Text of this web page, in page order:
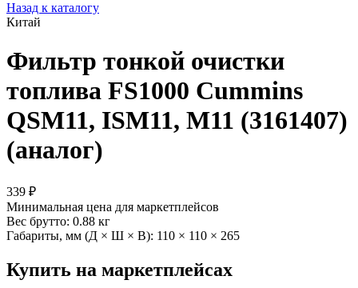
Назад к каталогу
Китай
Фильтр тонкой очистки
топлива FS1000 Cummins
QSM11, ISM11, M11 (3161407)
(аналог)
339 ₽
Минимальная цена для маркетплейсов
Вес брутто: 0.88 кг
Габариты, мм (Д × Ш × В): 110 × 110 × 265
Купить на маркетплейсах